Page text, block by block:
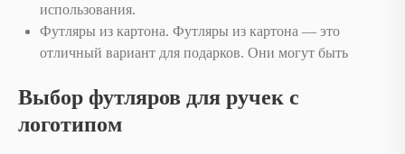
использования.
Футляры из картона. Футляры из картона — это
отличный вариант для подарков. Они могут быть
Выбор футляров для ручек с
логотипом